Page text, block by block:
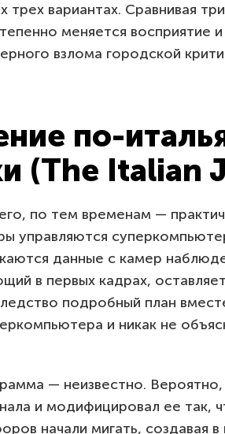
трех вариантах. Сравнивая
меняется восприятие
взлома городской
по-
(The Italian
по тем временам —
управляются
данные с камер
в первых кадрах,
подробный план
и никак не
— неизвестно.
и модифицировал ее так,
начали мигать, создавая